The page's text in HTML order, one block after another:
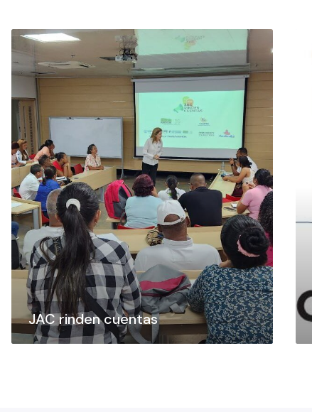
JAC rinden cuentas